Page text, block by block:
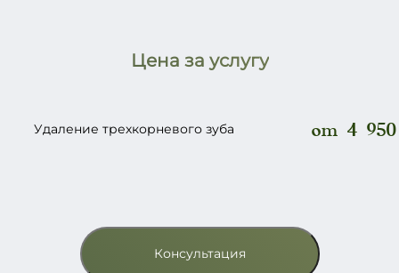
Цена за услугу
Удаление трехкорневого зуба от 4 950
Консультация